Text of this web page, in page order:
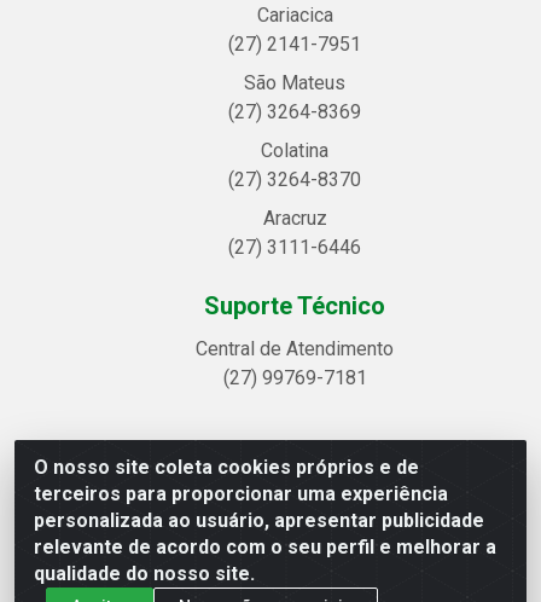
O nosso site coleta cookies próprios e de
terceiros para proporcionar uma experiência
personalizada ao usuário, apresentar publicidade
relevante de acordo com o seu perfil e melhorar a
qualidade do nosso site.
Cariacica
(27) 2141-7951
São Mateus
(27) 3264-8369
Colatina
(27) 3264-8370
Aracruz
(27) 3111-6446
Suporte Técnico
Central de Atendimento
(27) 99769-7181
Linhavix Distribuidora LTDA - Avenida Alegre, 2521 -
Quadra314 Lote 05 e 07 - Shell, Linhares/ES - CEP
29.901-605 - CNPJ 20.857.514/0001-75